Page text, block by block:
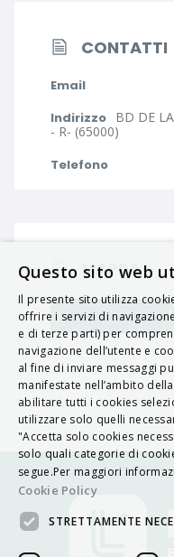
CONTATTI
Email
Indirizzo BD DE
- R- (65000)
Telefono
MAPPA
Questo sito web
Il presente sito utilizza
offrire i servizi di
e di terze parti) per
navigazione dell’utente e
al fine di inviare messaggi
manifestate nell’ambito
abilitare tutti i cookies
utilizzare solo quelli
"Accetta solo cookies
solo quali categorie di
segue.Per maggiori
Cookie Policy
STRETTAMENTE